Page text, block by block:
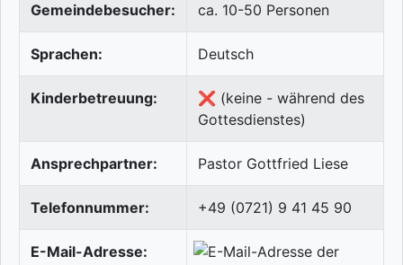
Gemeindebesucher: ca. 10-50 Personen
Sprachen: Deutsch
Kinderbetreuung:
❌ (keine - während des
Gottesdienstes)
Ansprechpartner: Pastor Gottfried Liese
Telefonnummer: +49 (0721) 9 41 45 90
E-Mail-Adresse: